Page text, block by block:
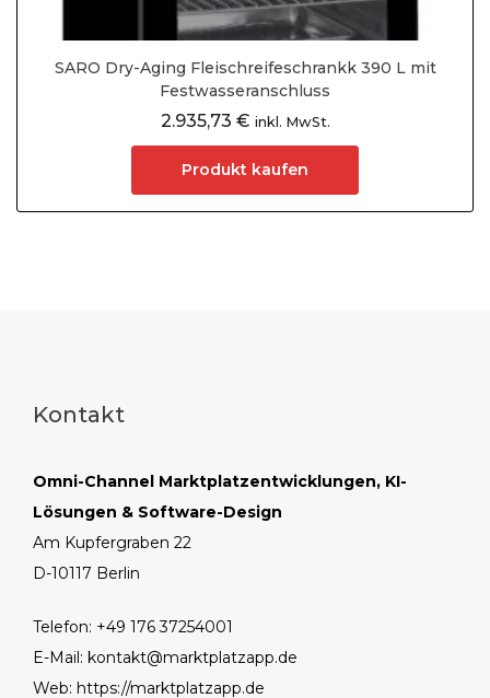
SARO Dry-Aging Fleischreifeschrankk 390 L mit
Festwasseranschluss
2.935,73 € inkl. MwSt.
Produkt kaufen
Kontakt
Omni-Channel Marktplatzentwicklungen, KI-
Lösungen & Software-Design
Am Kupfergraben 22
D-10117 Berlin
Telefon: +49 176 37254001
E-Mail: kontakt@marktplatzapp.de
Web: https://marktplatzapp.de